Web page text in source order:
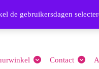
de gebruikersdagen
Contact